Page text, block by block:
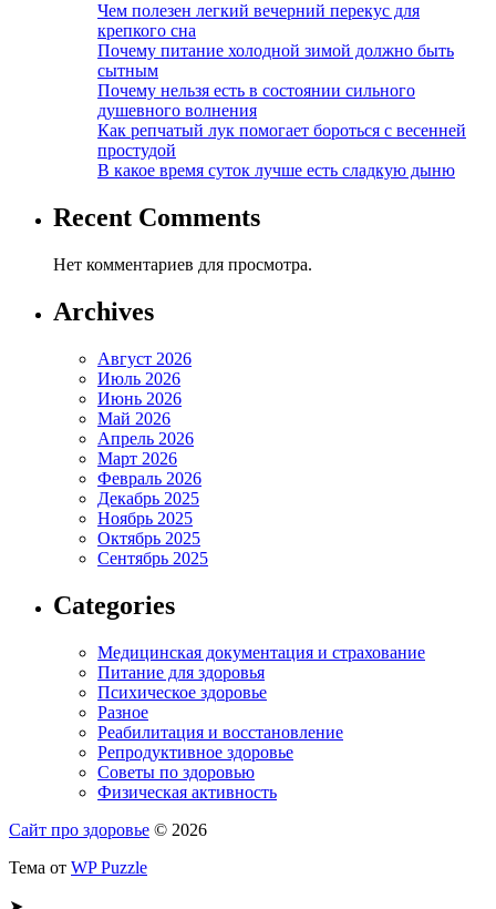
Чем полезен легкий вечерний перекус для
крепкого сна
Почему питание холодной зимой должно быть
сытным
Почему нельзя есть в состоянии сильного
душевного волнения
Как репчатый лук помогает бороться с весенней
простудой
В какое время суток лучше есть сладкую дыню
Recent Comments
Нет комментариев для просмотра.
Archives
Август 2026
Июль 2026
Июнь 2026
Май 2026
Апрель 2026
Март 2026
Февраль 2026
Декабрь 2025
Ноябрь 2025
Октябрь 2025
Сентябрь 2025
Categories
Медицинская документация и страхование
Питание для здоровья
Психическое здоровье
Разное
Реабилитация и восстановление
Репродуктивное здоровье
Советы по здоровью
Физическая активность
Сайт про здоровье © 2026
Тема от WP Puzzle